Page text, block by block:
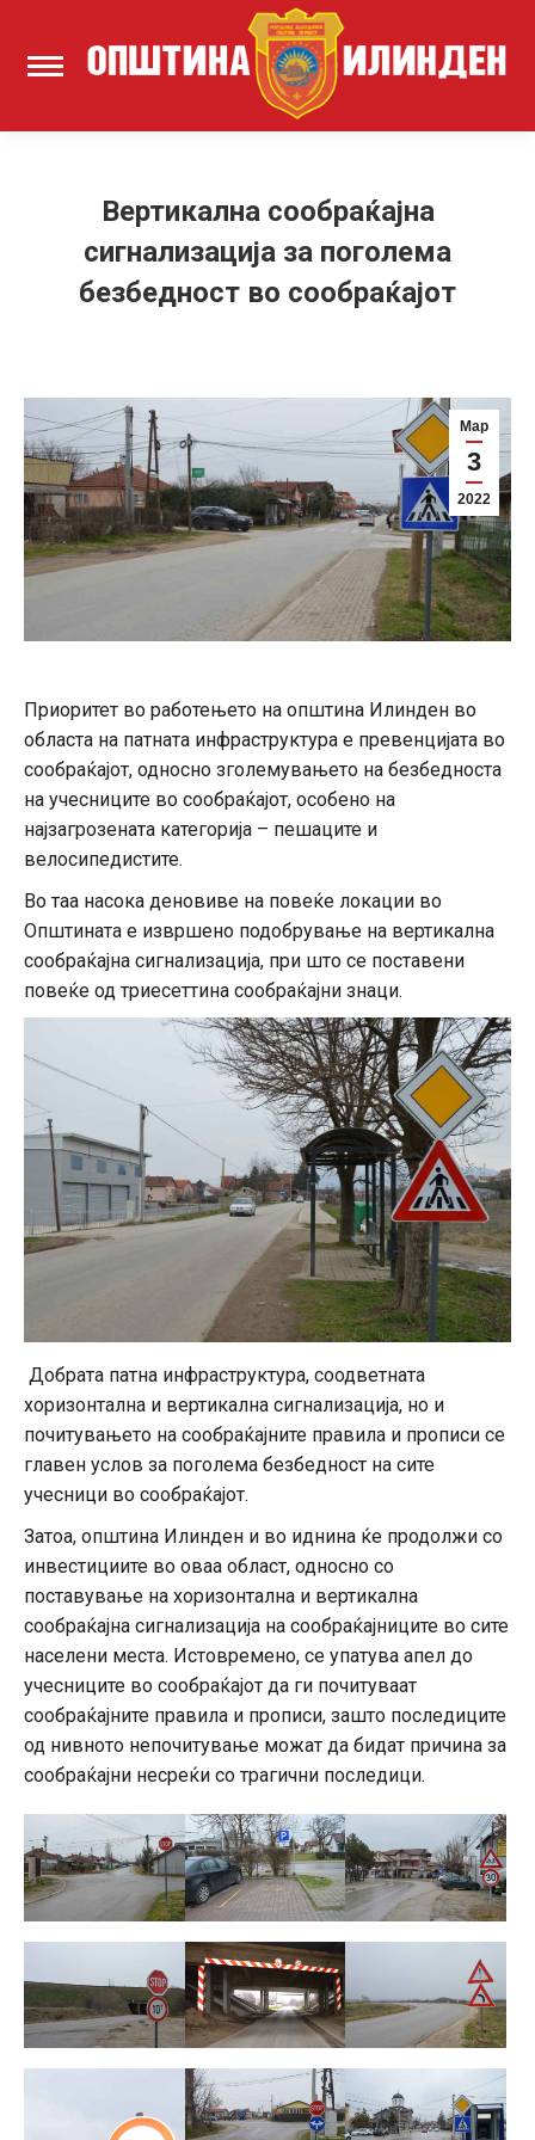
Вертикална сообраќајна
сигнализација за поголема
безбедност во сообраќајот
Мар
3
2022
Приоритет во работењето на општина Илинден во
областа на патната инфраструктура е превенцијата во
сообраќајот, односно зголемувањето на безбедноста
на учесниците во сообраќајот, особено на
најзагрозената категорија – пешаците и
велосипедистите.
Во таа насока деновиве на повеќе локации во
Општината е извршено подобрување на вертикална
сообраќајна сигнализација, при што се поставени
повеќе од триесеттина сообраќајни знаци.
Добрата патна инфраструктура, соодветната
хоризонтална и вертикална сигнализација, но и
почитувањето на сообраќајните правила и прописи се
главен услов за поголема безбедност на сите
учесници во сообраќајот.
Затоа, општина Илинден и во иднина ќе продолжи со
инвестициите во оваа област, односно со
поставување на хоризонтална и вертикална
сообраќајна сигнализација на сообраќајниците во сите
населени места. Истовремено, се упатува апел до
учесниците во сообраќајот да ги почитуваат
сообраќајните правила и прописи, зашто последиците
од нивното непочитување можат да бидат причина за
сообраќајни несреќи со трагични последици.